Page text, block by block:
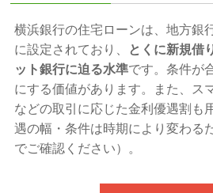
横浜銀行の住宅ローンは、地方銀
に設定されており、 とくに新規借
ット銀行に迫る水準です。条件が
にする価値があります。また、ス
などの取引に応じた金利優遇割も
遇の幅・条件は時期により変わる
でご確認ください）。